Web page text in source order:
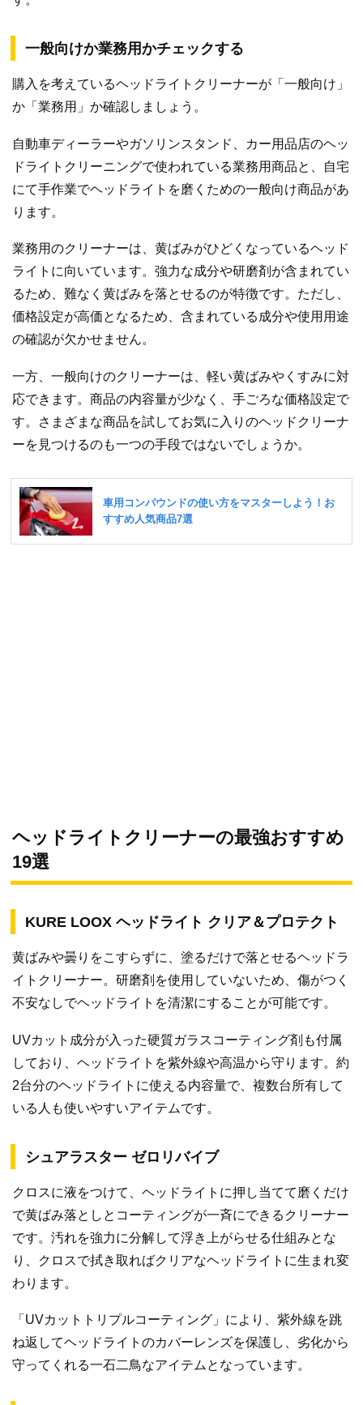
一般向けか業務用かチェックする
購入を考えているヘッドライトクリーナーが「一般向け」
か「業務用」か確認しましょう。
自動車ディーラーやガソリンスタンド、カー用品店のヘッ
ドライトクリーニングで使われている業務用商品と、自宅
にて手作業でヘッドライトを磨くための一般向け商品があ
ります。
業務用のクリーナーは、黄ばみがひどくなっているヘッド
ライトに向いています。強力な成分や研磨剤が含まれてい
るため、難なく黄ばみを落とせるのが特徴です。ただし、
価格設定が高価となるため、含まれている成分や使用用途
の確認が欠かせません。
一方、一般向けのクリーナーは、軽い黄ばみやくすみに対
応できます。商品の内容量が少なく、手ごろな価格設定で
す。さまざまな商品を試してお気に入りのヘッドクリーナ
ーを見つけるのも一つの手段ではないでしょうか。
ヘッドライトクリーナーの最強おすすめ
19選
KURE LOOX ヘッドライト クリア＆プロテクト
黄ばみや曇りをこすらずに、塗るだけで落とせるヘッドラ
イトクリーナー。研磨剤を使用していないため、傷がつく
不安なしでヘッドライトを清潔にすることが可能です。
UVカット成分が入った硬質ガラスコーティング剤も付属
しており、ヘッドライトを紫外線や高温から守ります。約
2台分のヘッドライトに使える内容量で、複数台所有して
いる人も使いやすいアイテムです。
シュアラスター ゼロリバイブ
クロスに液をつけて、ヘッドライトに押し当てて磨くだけ
で黄ばみ落としとコーティングが一斉にできるクリーナー
です。汚れを強力に分解して浮き上がらせる仕組みとな
り、クロスで拭き取ればクリアなヘッドライトに生まれ変
わります。
「UVカットトリプルコーティング」により、紫外線を跳
ね返してヘッドライトのカバーレンズを保護し、劣化から
守ってくれる一石二鳥なアイテムとなっています。